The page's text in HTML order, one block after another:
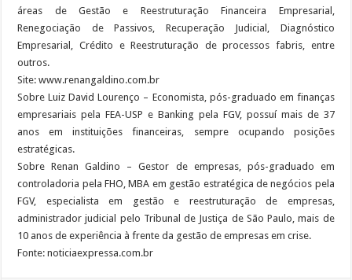
áreas de Gestão e Reestruturação Financeira Empresarial,
Renegociação de Passivos, Recuperação Judicial, Diagnóstico
Empresarial, Crédito e Reestruturação de processos fabris, entre
outros.
Site: www.renangaldino.com.br
Sobre Luiz David Lourenço – Economista, pós-graduado em finanças
empresariais pela FEA-USP e Banking pela FGV, possuí mais de 37
anos em instituições financeiras, sempre ocupando posições
estratégicas.
Sobre Renan Galdino – Gestor de empresas, pós-graduado em
controladoria pela FHO, MBA em gestão estratégica de negócios pela
FGV, especialista em gestão e reestruturação de empresas,
administrador judicial pelo Tribunal de Justiça de São Paulo, mais de
10 anos de experiência à frente da gestão de empresas em crise.
Fonte: noticiaexpressa.com.br